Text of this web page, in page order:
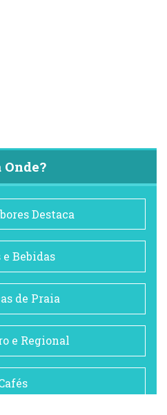
Onde?
Destaca
e Bebidas
de Praia
e Regional